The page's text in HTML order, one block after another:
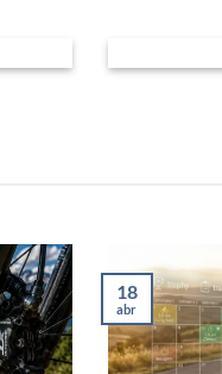
18
abr